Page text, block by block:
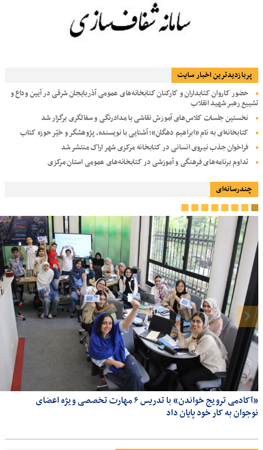
پربازديدترين اخبار سایت
حضور کاروان کتابداران و کارکنان کتابخانه‌های عمومی آذربایجان شرقی در آیین وداع و
تشییع رهبر شهید انقلاب
نخستین جلسات کلاس‌های آموزش نقاشی با مدادرنگی و سفالگری برگزار شد
کتابخانه‌ای به نام «ابراهیم دهگان»؛ آشنایی با نویسنده، پژوهشگر و خیّر حوزه کتاب
فراخوان جذب نیروی انسانی در کتابخانه مرکزی شهر اراک منتشر شد
تداوم برنامه‌های فرهنگی و آموزشی در کتابخانه‌های عمومی استان مرکزی
چندرسانه‌ای
«آکادمی ترویج خواندن» با تدریس ۶ مهارت تخصصی ویژه اعضای
نوجوان به کار خود پایان داد